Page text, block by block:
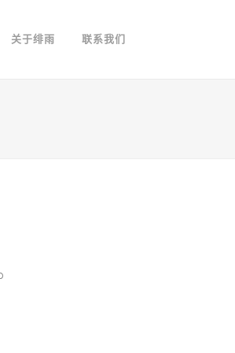
关于绯雨 联系我们